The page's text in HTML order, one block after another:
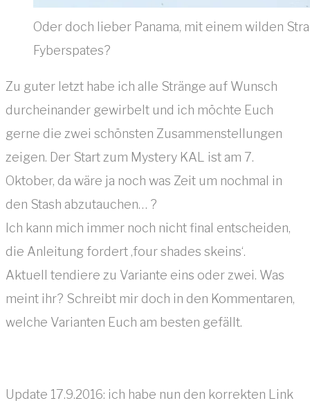
Oder doch lieber Panama, mit einem wilden
Fyberspates?
Zu guter letzt habe ich alle Stränge auf Wunsch
durcheinander gewirbelt und ich möchte Euch
gerne die zwei schönsten Zusammenstellungen
zeigen. Der Start zum Mystery KAL ist am 7.
Oktober, da wäre ja noch was Zeit um nochmal in
den Stash abzutauchen… ?
Ich kann mich immer noch nicht final entscheiden,
die Anleitung fordert ‚four shades skeins‘.
Aktuell tendiere zu Variante eins oder zwei. Was
meint ihr? Schreibt mir doch in den Kommentaren,
welche Varianten Euch am besten gefällt.
Update 17.9.2016: ich habe nun den korrekten Link